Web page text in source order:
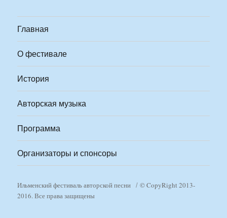
Главная
О фестивале
История
Авторская музыка
Программа
Организаторы и спонсоры
Ильменский фестиваль авторской песни
© CopyRight 2013-
2016. Все права защищены